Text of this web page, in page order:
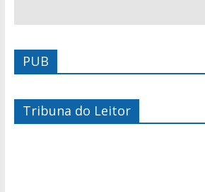
PUB
Tribuna do Leitor